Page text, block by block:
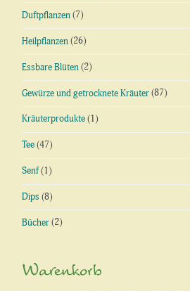
Duftpflanzen (7)
Heilpflanzen (26)
Essbare Blüten (2)
Gewürze und getrocknete Kräuter (87)
Kräuterprodukte (1)
Tee (47)
Senf(1)
Dips (8)
Bücher (2)
Warenkorb